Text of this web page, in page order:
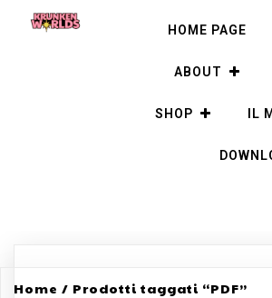
HOME PAGE
ABOUT
SHOP IL
Home / Prodotti taggati “PDF”